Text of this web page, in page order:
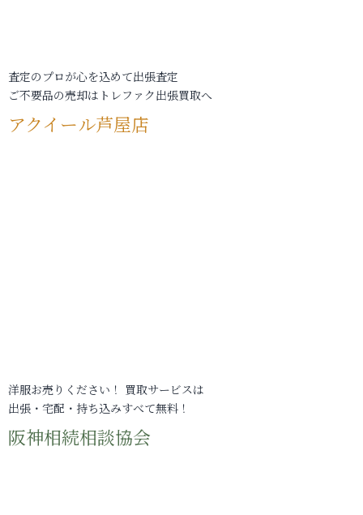
査定のプロが心を込めて出張査定
ご不要品の売却はトレファク出張買取へ
アクイール芦屋店
洋服お売りください！ 買取サービスは
出張・宅配・持ち込みすべて無料！
阪神相続相談協会